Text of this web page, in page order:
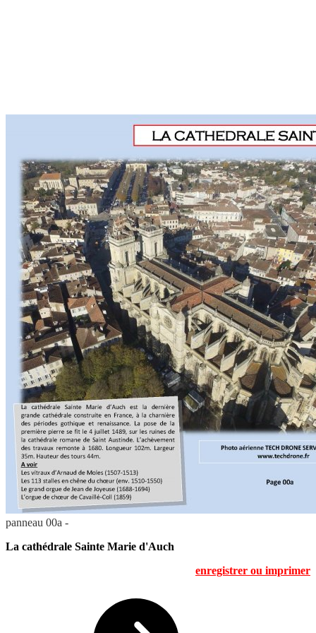
panneau 00a -
La cathédrale Sainte Marie d'Auch
enregistrer ou imprimer